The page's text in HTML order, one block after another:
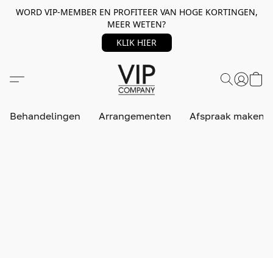
WORD VIP-MEMBER EN PROFITEER VAN HOGE KORTINGEN,
MEER WETEN?
KLIK HIER
Behandelingen Arrangementen Afspraak maken